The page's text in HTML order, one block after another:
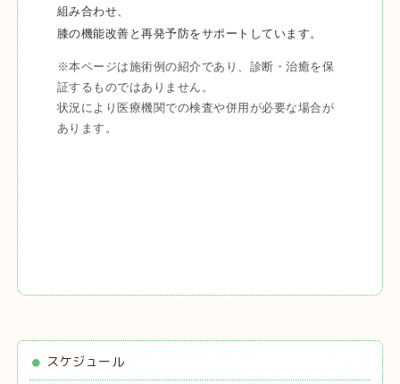
組み合わせ、
膝の機能改善と再発予防をサポートしています。
※本ページは施術例の紹介であり、診断・治癒を保
証するものではありません。
状況により医療機関での検査や併用が必要な場合が
あります。
スケジュール